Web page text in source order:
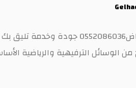
شركة تنظيف مسابح